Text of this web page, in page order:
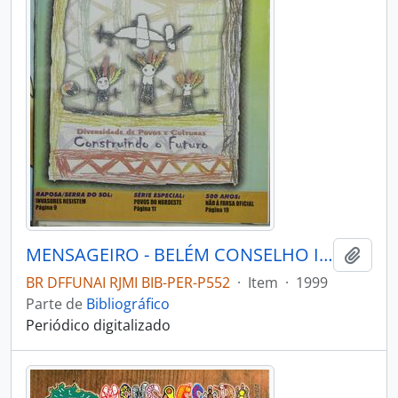
MENSAGEIRO - BELÉM CONSELHO INDIGENISTA MISSIONÁRIO - 1999 - Nº115
BR DFFUNAI RJMI BIB-PER-P552 · Item · 1999
Parte de Bibliográfico
Periódico digitalizado